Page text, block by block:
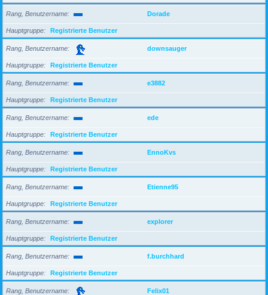
Rang, Benutzername Dorade
Hauptgruppe Registrierte Benutzer
Rang, Benutzername downsauger
Hauptgruppe Registrierte Benutzer
Rang, Benutzername e3882
Hauptgruppe Registrierte Benutzer
Rang, Benutzername ede
Hauptgruppe Registrierte Benutzer
Rang, Benutzername EnnoKvs
Hauptgruppe Registrierte Benutzer
Rang, Benutzername Etienne95
Hauptgruppe Registrierte Benutzer
Rang, Benutzername explorer
Hauptgruppe Registrierte Benutzer
Rang, Benutzername f.burchhard
Hauptgruppe Registrierte Benutzer
Rang, Benutzername Felix01